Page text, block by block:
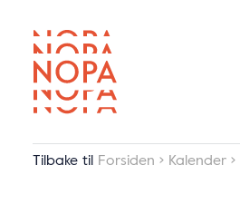
Tilbake til Forsiden Kalender